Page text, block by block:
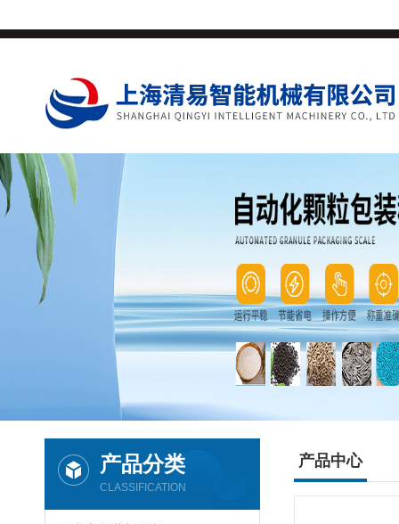
产品分类
CLASSIFICATION
产品中心